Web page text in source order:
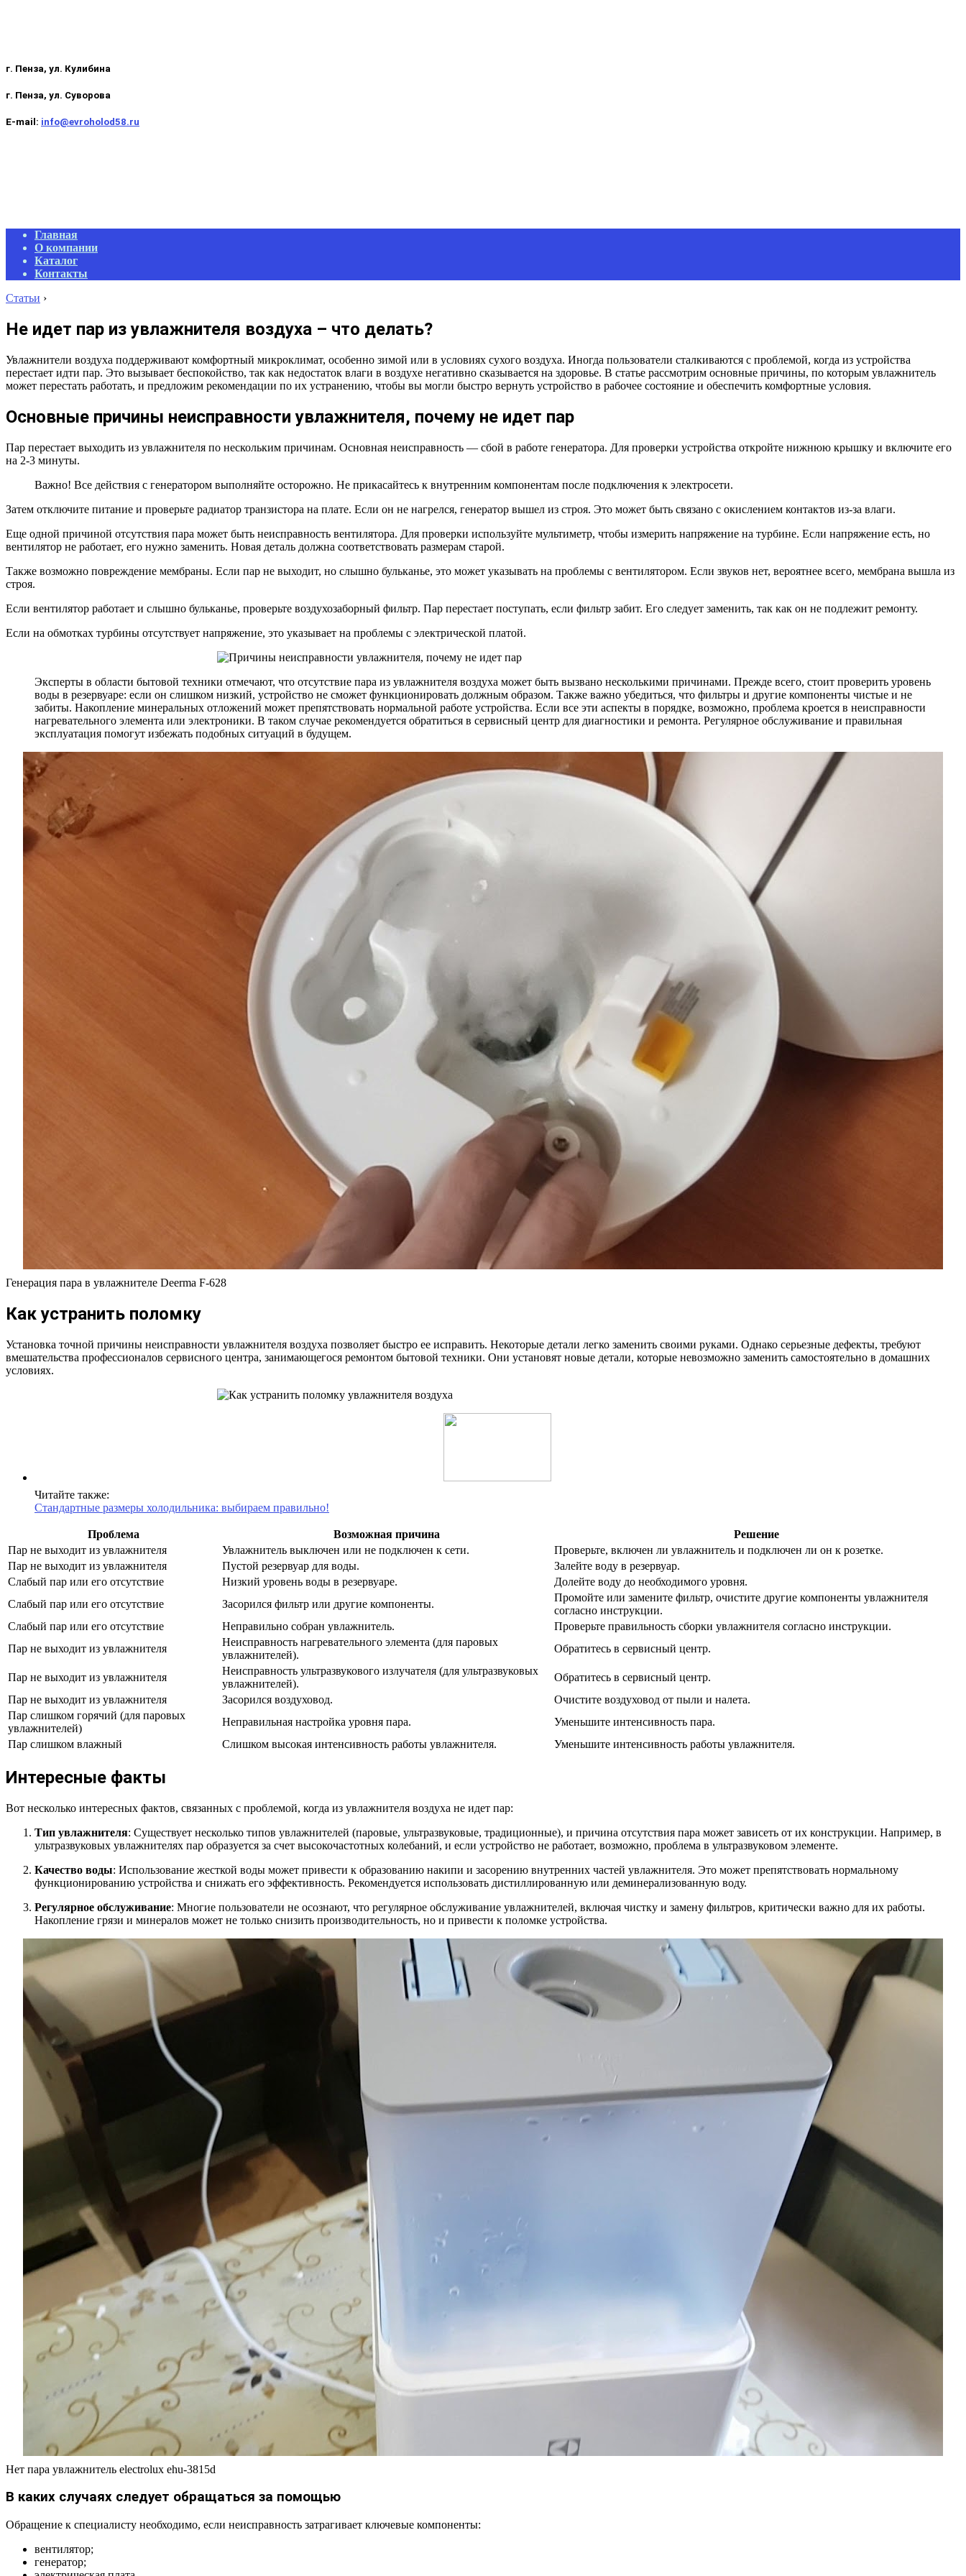
г. Пенза, ул. Кулибина
г. Пенза, ул. Суворова
E-mail: info@evroholod58.ru
Primary
Navigation
Menu
Главная
О компании
Каталог
Контакты
Статьи ›
Не идет пар из увлажнителя воздуха – что делать?
Увлажнители воздуха поддерживают комфортный микроклимат, особенно зимой или в условиях сухого воздуха. Иногда пользователи сталкиваются с проблемой, когда из устройства
перестает идти пар. Это вызывает беспокойство, так как недостаток влаги в воздухе негативно сказывается на здоровье. В статье рассмотрим основные причины, по которым увлажнитель
может перестать работать, и предложим рекомендации по их устранению, чтобы вы могли быстро вернуть устройство в рабочее состояние и обеспечить комфортные условия.
Основные причины неисправности увлажнителя, почему не идет пар
Пар перестает выходить из увлажнителя по нескольким причинам. Основная неисправность — сбой в работе генератора. Для проверки устройства откройте нижнюю крышку и включите его
на 2-3 минуты.
Важно! Все действия с генератором выполняйте осторожно. Не прикасайтесь к внутренним компонентам после подключения к электросети.
Затем отключите питание и проверьте радиатор транзистора на плате. Если он не нагрелся, генератор вышел из строя. Это может быть связано с окислением контактов из-за влаги.
Еще одной причиной отсутствия пара может быть неисправность вентилятора. Для проверки используйте мультиметр, чтобы измерить напряжение на турбине. Если напряжение есть, но
вентилятор не работает, его нужно заменить. Новая деталь должна соответствовать размерам старой.
Также возможно повреждение мембраны. Если пар не выходит, но слышно бульканье, это может указывать на проблемы с вентилятором. Если звуков нет, вероятнее всего, мембрана вышла из
строя.
Если вентилятор работает и слышно бульканье, проверьте воздухозаборный фильтр. Пар перестает поступать, если фильтр забит. Его следует заменить, так как он не подлежит ремонту.
Если на обмотках турбины отсутствует напряжение, это указывает на проблемы с электрической платой.
Эксперты в области бытовой техники отмечают, что отсутствие пара из увлажнителя воздуха может быть вызвано несколькими причинами. Прежде всего, стоит проверить уровень
воды в резервуаре: если он слишком низкий, устройство не сможет функционировать должным образом. Также важно убедиться, что фильтры и другие компоненты чистые и не
забиты. Накопление минеральных отложений может препятствовать нормальной работе устройства. Если все эти аспекты в порядке, возможно, проблема кроется в неисправности
нагревательного элемента или электроники. В таком случае рекомендуется обратиться в сервисный центр для диагностики и ремонта. Регулярное обслуживание и правильная
эксплуатация помогут избежать подобных ситуаций в будущем.
Генерация пара в увлажнителе Deerma F-628
Как устранить поломку
Установка точной причины неисправности увлажнителя воздуха позволяет быстро ее исправить. Некоторые детали легко заменить своими руками. Однако серьезные дефекты, требуют
вмешательства профессионалов сервисного центра, занимающегося ремонтом бытовой техники. Они установят новые детали, которые невозможно заменить самостоятельно в домашних
условиях.
Читайте также:
Стандартные размеры холодильника: выбираем правильно!
Проблема Возможная причина
Решение
Пар не выходит из увлажнителя
Увлажнитель выключен или не подключен к сети.
Проверьте, включен ли увлажнитель и подключен ли он к розетке.
Пар не выходит из увлажнителя
Пустой резервуар для воды.
Залейте воду в резервуар.
Слабый пар или его отсутствие
Низкий уровень воды в резервуаре.
Долейте воду до необходимого уровня.
Слабый пар или его отсутствие
Засорился фильтр или другие компоненты.
Промойте или замените фильтр, очистите другие компоненты увлажнителя
согласно инструкции.
Слабый пар или его отсутствие
Неправильно собран увлажнитель.
Проверьте правильность сборки увлажнителя согласно инструкции.
Пар не выходит из увлажнителя
Неисправность нагревательного элемента (для паровых
увлажнителей).
Обратитесь в сервисный центр.
Пар не выходит из увлажнителя
Неисправность ультразвукового излучателя (для ультразвуковых
увлажнителей).
Обратитесь в сервисный центр.
Пар не выходит из увлажнителя
Засорился воздуховод.
Очистите воздуховод от пыли и налета.
Пар слишком горячий (для паровых
увлажнителей)
Неправильная настройка уровня пара.
Уменьшите интенсивность пара.
Пар слишком влажный
Слишком высокая интенсивность работы увлажнителя. Уменьшите интенсивность работы увлажнителя.
Интересные факты
Вот несколько интересных фактов, связанных с проблемой, когда из увлажнителя воздуха не идет пар:
Тип увлажнителя: Существует несколько типов увлажнителей (паровые, ультразвуковые, традиционные), и причина отсутствия пара может зависеть от их конструкции. Например, в
ультразвуковых увлажнителях пар образуется за счет высокочастотных колебаний, и если устройство не работает, возможно, проблема в ультразвуковом элементе.
Качество воды: Использование жесткой воды может привести к образованию накипи и засорению внутренних частей увлажнителя. Это может препятствовать нормальному
функционированию устройства и снижать его эффективность. Рекомендуется использовать дистиллированную или деминерализованную воду.
Регулярное обслуживание: Многие пользователи не осознают, что регулярное обслуживание увлажнителей, включая чистку и замену фильтров, критически важно для их работы.
Накопление грязи и минералов может не только снизить производительность, но и привести к поломке устройства.
Нет пара увлажнитель electrolux ehu-3815d
В каких случаях следует обращаться за помощью
Обращение к специалисту необходимо, если неисправность затрагивает ключевые компоненты:
вентилятор;
генератор;